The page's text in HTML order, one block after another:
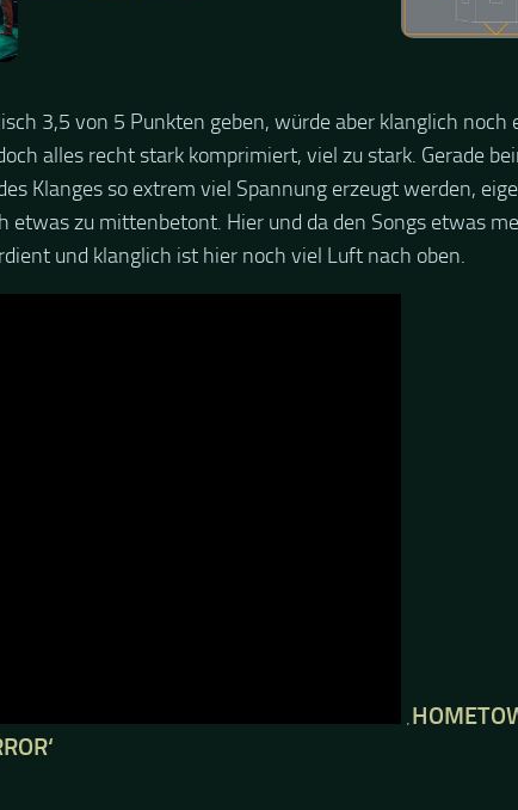
3,5 von 5 Punkten geben, würde aber klanglich noch
alles recht stark komprimiert, viel zu stark. Gerade
Klanges so extrem viel Spannung erzeugt werden,
etwas zu mittenbetont. Hier und da den Songs etwas
und klanglich ist hier noch viel Luft nach oben.